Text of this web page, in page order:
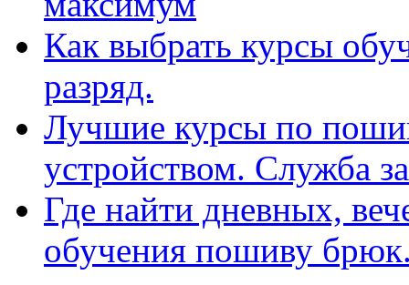
Как выбрать курсы
разряд.
Лучшие курсы по
устройством. Служба
Где найти дневных,
обучения пошиву